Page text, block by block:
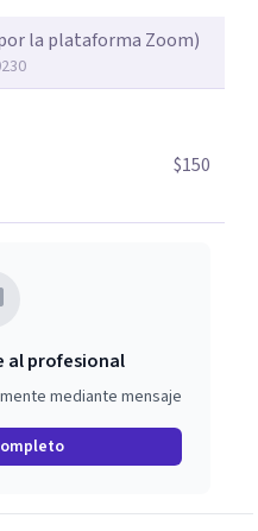
en línea ( por la plataforma Zoom)
$150
al profesional
mediante mensaje